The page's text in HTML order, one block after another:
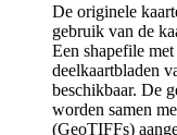
De originele
gebruik van de
Een shapefile
deelkaartbladen
beschikbaar. De
worden samen
(GeoTIFFs)